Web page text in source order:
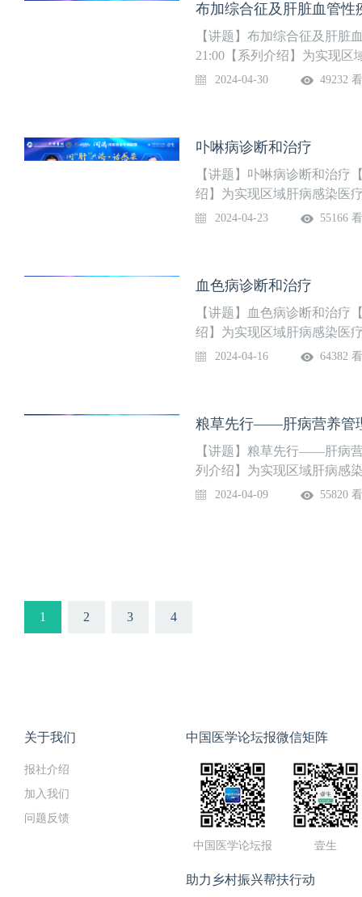
布加综合征及肝脏血管性
【讲题】布加综合征及肝脏
21:00【系列介绍】为实现
队，华中科技大学同济医学
2024-04-30 49232
卟啉病诊断和治疗
【讲题】卟啉病诊断和治疗
绍】为实现区域肝病感染医
同济医学院附属同济医院感
2024-04-23 55166
血色病诊断和治疗
【讲题】血色病诊断和治疗
绍】为实现区域肝病感染医
同济医学院附属同济医院感
2024-04-16 64382
粮草先行——肝病营养管
【讲题】粮草先行——肝病
列介绍】为实现区域肝病感
大学同济医学院附属同济医
2024-04-09 55820
1 2 3 4
关于我们
报社介绍
加入我们
问题反馈
中国医学论坛报微信矩阵
中国医学论坛报 壹生
助力乡村振兴帮扶行动